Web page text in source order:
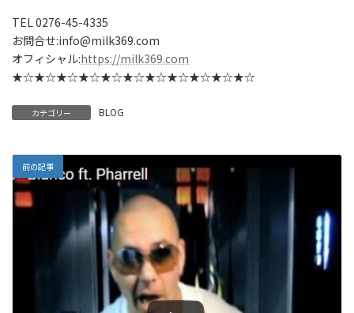
TEL 0276-45-4335
お問合せ:info@milk369.com
オフィシャル:https://milk369.com
★☆★☆★☆★☆★☆★☆★☆★☆★☆★☆★☆
カテゴリー BLOG
前の記事